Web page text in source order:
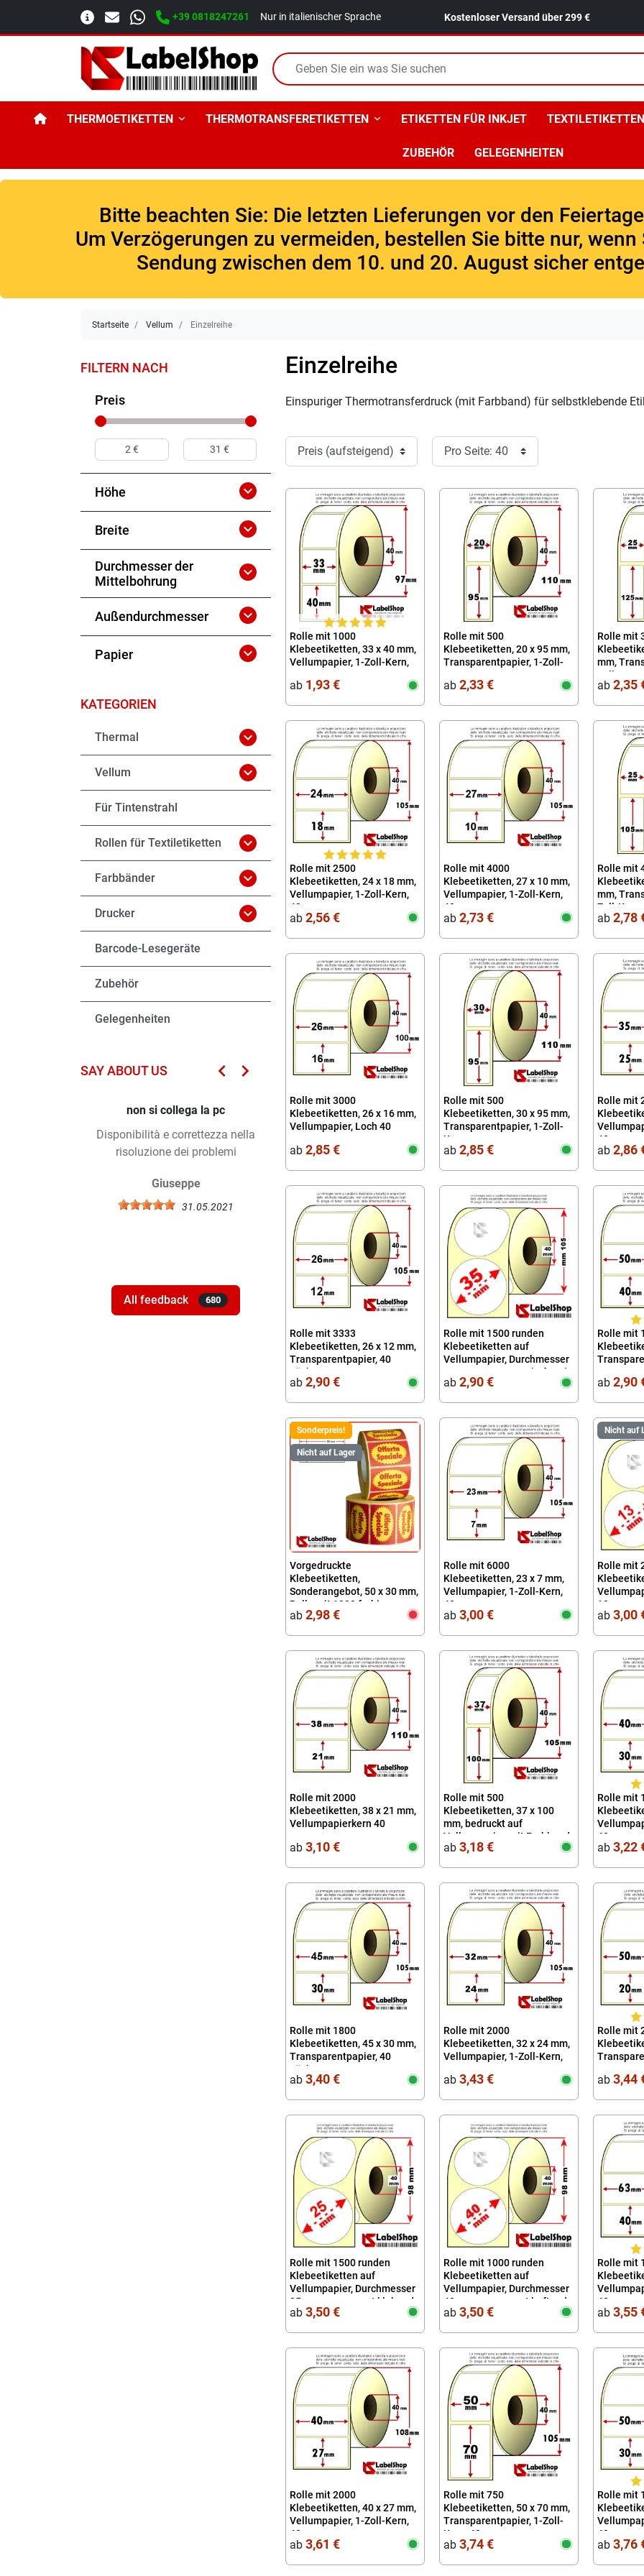
+39 0818247261 Nur in italienischer Sprache Kostenloser Versand über 299 €
THERMOETIKETTEN THERMOTRANSFERETIKETTEN ETIKETTEN FÜR INKJET TEXTILETIKETTEN
ZUBEHÖR GELEGENHEITEN
Bitte beachten Sie: Die letzten Lieferungen vor den
Um Verzögerungen zu vermeiden, bestellen Sie bitte nur,
Sendung zwischen dem 10. und 20. August sicher
Startseite Vellum Einzelreihe
FILTERN NACH
Preis
Höhe 
Breite 
Durchmesser der
Mittelbohrung

Außendurchmesser 
Papier 
KATEGORIEN
Thermal 
Vellum 
Für Tintenstrahl
Rollen für Textiletiketten 
Farbbänder 
Drucker 
Barcode-Lesegeräte
Zubehör
Gelegenheiten
SAY ABOUT US ZURÜCK
keyboard_arrow_left WEITER
keyboard_arrow_right
non si collega la pc
Disponibilità e correttezza nella
risoluzione dei problemi
Giuseppe
31.05.2021
Tutto OK. Positivo.
Merce arrivata in 48 ore. Tutto
come da descrizione.
Christian S.
12.04.2018
Scarabeo 2024
ordinare è semplice, prezzi
concorrenziali, consegne celeri
Scarabeo C.
23.05.2024
All feedback 680
Einzelreihe
Einspuriger Thermotransferdruck (mit Farbband) für selbstklebende
Rolle mit 1000
Klebeetiketten, 33 x 40 mm,
Vellumpapier, 1-Zoll-Kern,
ab 1,93 €
Rolle mit 500
Klebeetiketten, 20 x 95 mm,
Transparentpapier, 1-Zoll-
ab 2,33 €
Rolle mit
mm,
Zoll-Kern
ab 2,35
Rolle mit 2500
Klebeetiketten, 24 x 18 mm,
Vellumpapier, 1-Zoll-Kern,
40
ab 2,56 €
Rolle mit 4000
Klebeetiketten, 27 x 10 mm,
Vellumpapier, 1-Zoll-Kern,
40
ab 2,73 €
Rolle mit
mm,
Zoll-Kern
ab 2,78
Rolle mit 3000
Klebeetiketten, 26 x 16 mm,
Vellumpapier, Loch 40
ab 2,85 €
Rolle mit 500
Klebeetiketten, 30 x 95 mm,
Transparentpapier, 1-Zoll-
Kern
ab 2,85 €
Rolle mit
40
ab 2,86
Rolle mit 3333
Klebeetiketten, 26 x 12 mm,
Transparentpapier, 40
Löcher
ab 2,90 €
Rolle mit 1500 runden
Klebeetiketten auf
Vellumpapier, Durchmesser
35 mm, permanent haftend
ab 2,90 €
Rolle mit
ab 2,90
Sonderpreis!
Nicht auf Lager
Vorgedruckte
Klebeetiketten,
Sonderangebot, 50 x 30 mm,
Rolle mit 1000 farbigen
Transparentpapierblättern
ab 2,98 €
Rolle mit 6000
Klebeetiketten, 23 x 7 mm,
Vellumpapier, 1-Zoll-Kern,
40
ab 3,00 €
Nicht auf
Rolle mit
13 mm,
ab 3,00
Rolle mit 2000
Klebeetiketten, 38 x 21 mm,
Vellumpapierkern 40
ab 3,10 €
Rolle mit 500
Klebeetiketten, 37 x 100
mm, bedruckt auf
Vellumpapier, mit Farbband
ab 3,18 €
Rolle mit
40
ab 3,22
Rolle mit 1800
Klebeetiketten, 45 x 30 mm,
Transparentpapier, 40
Löcher
ab 3,40 €
Rolle mit 2000
Klebeetiketten, 32 x 24 mm,
Vellumpapier, 1-Zoll-Kern,
ab 3,43 €
Rolle mit
ab 3,44
Rolle mit 1500 runden
Klebeetiketten auf
Vellumpapier, Durchmesser
25 mm, permanent klebend
ab 3,50 €
Rolle mit 1000 runden
Klebeetiketten auf
Vellumpapier, Durchmesser
40 mm, permanent haftend
ab 3,50 €
Rolle mit
40
ab 3,55
Rolle mit 2000
Klebeetiketten, 40 x 27 mm,
Vellumpapier, 1-Zoll-Kern,
40
ab 3,61 €
Rolle mit 750
Klebeetiketten, 50 x 70 mm,
Transparentpapier, 1-Zoll-
Kern, 40
ab 3,74 €
Rolle mit
40
ab 3,76